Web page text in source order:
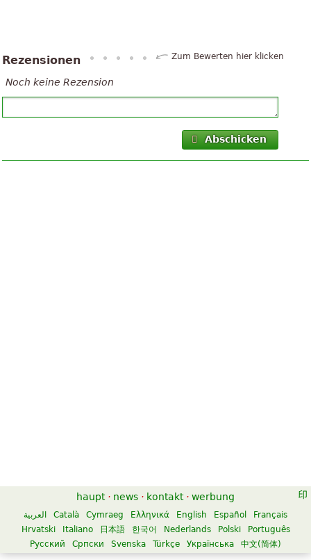
Rezensionen Zum Bewerten hier klicken
Noch keine Rezension
Abschicken
haupt · news · kontakt · werbung
العربية Català Cymraeg Ελληνικά English Español
Français
Hrvatski
Italiano 日本語 한국어 Nederlands Polski
Português
Русский
Српски Svenska Türkçe Українська 中文(简体)